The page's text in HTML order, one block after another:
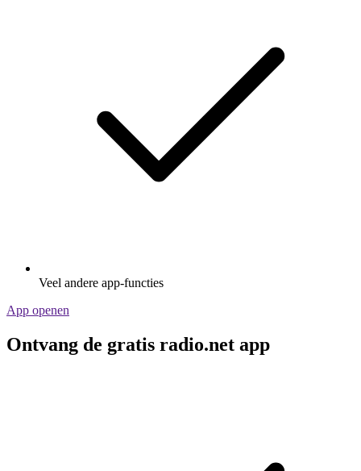
Veel andere app-functies
App openen
Ontvang de gratis radio.net app